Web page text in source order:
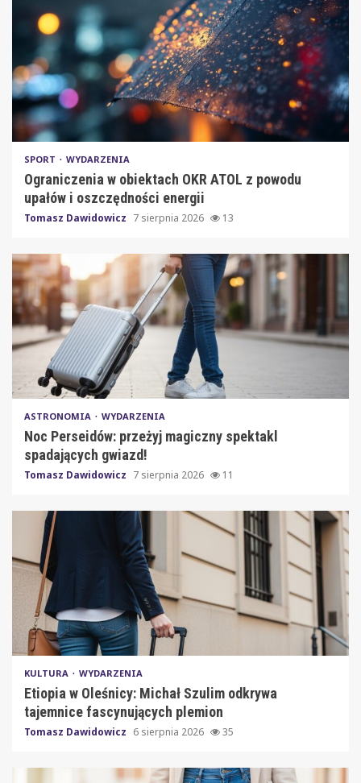
SPORT WYDARZENIA
Ograniczenia w obiektach OKR ATOL z powodu
upałów i oszczędności energii
Tomasz Dawidowicz 7 sierpnia 2026 13
ASTRONOMIA WYDARZENIA
Noc Perseidów: przeżyj magiczny spektakl
spadających gwiazd!
Tomasz Dawidowicz 7 sierpnia 2026 11
KULTURA WYDARZENIA
Etiopia w Oleśnicy: Michał Szulim odkrywa
tajemnice fascynujących plemion
Tomasz Dawidowicz 6 sierpnia 2026 35